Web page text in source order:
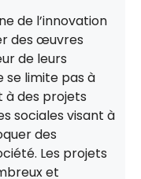
de l’innovation
des œuvres
de leurs
se limite pas à
à des projets
sociales visant à
des
Les projets
et